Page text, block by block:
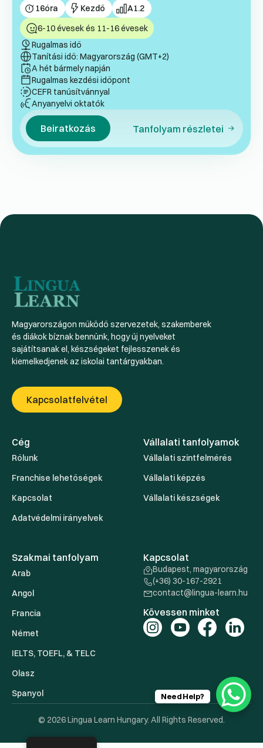
16óra Kezdő A1.2
6-10 évesek és 11-16 évesek
Rugalmas idő
Tanítási idő: Magyarország (GMT+2)
A hét bármely napján
Rugalmas kezdési időpont
CEFR tanúsítvánnyal
Anyanyelvi oktatók
Beiratkozás Tanfolyam részletei
Magyarországon működő szervezetek, szakemberek
és diákok bíznak bennünk, hogy új nyelveket
sajátítsanak el, készségeket fejlesszenek és
kiemelkedjenek az iskolai tantárgyakban.
Kapcsolatfelvétel
Cég
Rólunk
Franchise lehetőségek
Kapcsolat
Adatvédelmi irányelvek
Vállalati tanfolyamok
Vállalati szintfelmérés
Vállalati képzés
Vállalati készségek
Szakmai tanfolyam
Arab
Angol
Francia
Német
IELTS, TOEFL, & TELC
Olasz
Spanyol
Kapcsolat
Budapest, magyarország
(+36) 30-167-2921
contact@lingua-learn.hu
Kövessen minket
© 2026 Lingua Learn Hungary. All Rights Reserved.
Need Help?